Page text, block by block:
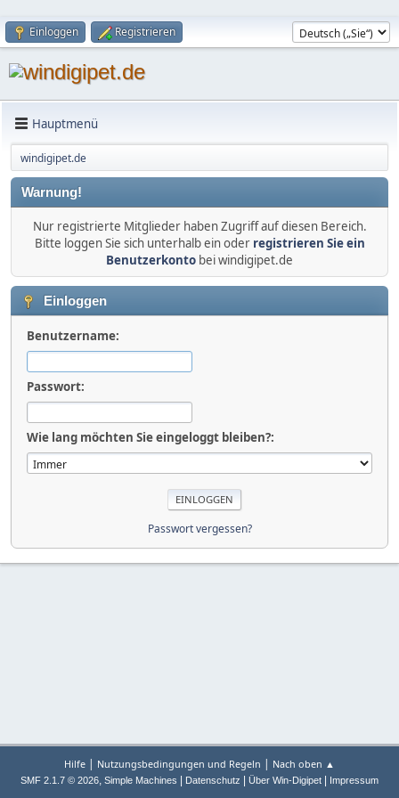
Einloggen Registrieren
Hauptmenü
windigipet.de
Warnung!
Nur registrierte Mitglieder haben Zugriff auf diesen Bereich.
Bitte loggen Sie sich unterhalb ein oder registrieren Sie ein
Benutzerkonto bei windigipet.de
Einloggen
Benutzername:
Passwort:
Wie lang möchten Sie eingeloggt bleiben?:
Passwort vergessen?
Hilfe | Nutzungsbedingungen und Regeln | Nach oben ▲
SMF 2.1.7 © 2026, Simple Machines Datenschutz Über Win-Digipet Impressum